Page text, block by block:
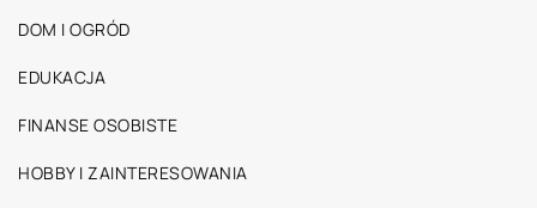
DOM I OGRÓD
EDUKACJA
FINANSE OSOBISTE
HOBBY I ZAINTERESOWANIA